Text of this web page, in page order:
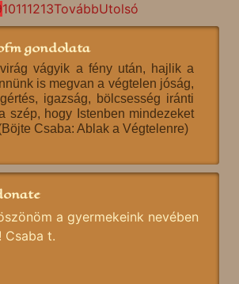
10111213TovábbUtolsó
gondolata
vágyik a fény után, hajlik a
is megvan a végtelen jóság,
igazság, bölcsesség iránti
szép, hogy Istenben mindezeket
Csaba: Ablak a Végtelenre)
a gyermekeink nevében
Csaba t.